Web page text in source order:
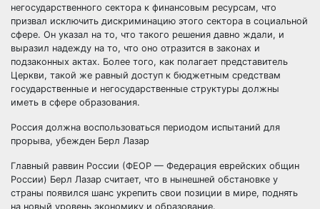
негосударственного сектора к финансовым ресурсам, что
призвал исключить дискриминацию этого сектора в социальной
сфере. Он указал на то, что такого решения давно ждали, и
выразил надежду на то, что оно отразится в законах и
подзаконных актах. Более того, как полагает представитель
Церкви, такой же равный доступ к бюджетным средствам
государственные и негосударственные структуры должны
иметь в сфере образования.
Россия должна воспользоваться периодом испытаний для
прорыва, убежден Берл Лазар
Главный раввин России (ФЕОР — Федерация еврейских общин
России) Берл Лазар считает, что в нынешней обстановке у
страны появился шанс укрепить свои позиции в мире, поднять
на новый уровень экономику и образование.